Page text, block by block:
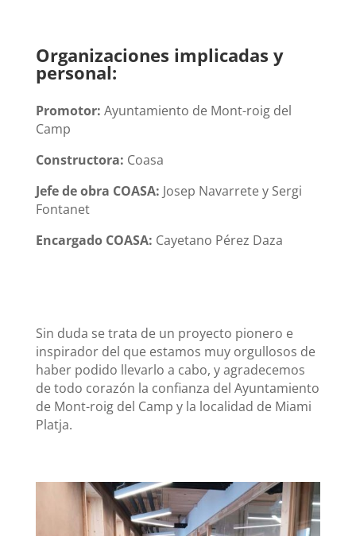
Organizaciones implicadas y
personal:
Promotor: Ayuntamiento de Mont-roig del
Camp
Constructora: Coasa
Jefe de obra COASA: Josep Navarrete y Sergi
Fontanet
Encargado COASA: Cayetano Pérez Daza
Sin duda se trata de un proyecto pionero e
inspirador del que estamos muy orgullosos de
haber podido llevarlo a cabo, y agradecemos
de todo corazón la confianza del Ayuntamiento
de Mont-roig del Camp y la localidad de Miami
Platja.